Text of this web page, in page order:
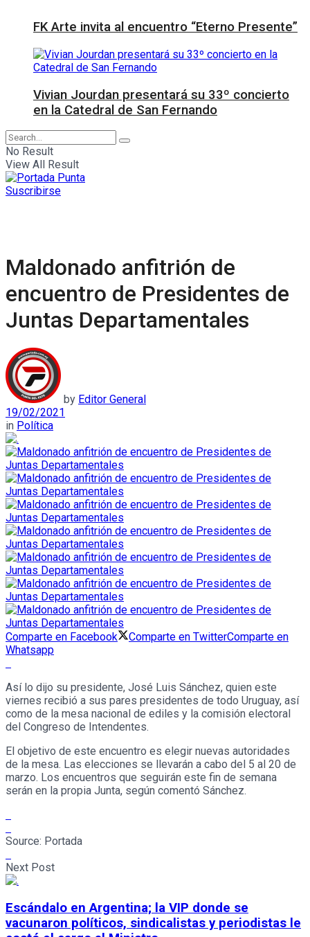
FK Arte invita al encuentro “Eterno Presente”
Vivian Jourdan presentará su 33º concierto
en la Catedral de San Fernando
No Result
View All Result
Suscribirse
Maldonado anfitrión de
encuentro de Presidentes de
Juntas Departamentales
by Editor General
19/02/2021
in Política
Comparte en Facebook Comparte en TwitterComparte en
Whatsapp
Así lo dijo su presidente, José Luis Sánchez, quien este
viernes recibió a sus pares presidentes de todo Uruguay, así
como de la mesa nacional de ediles y la comisión electoral
del Congreso de Intendentes.
El objetivo de este encuentro es elegir nuevas autoridades
de la mesa. Las elecciones se llevarán a cabo del 5 al 20 de
marzo. Los encuentros que seguirán este fin de semana
serán en la propia Junta, según comentó Sánchez.
Source: Portada
Next Post
Escándalo en Argentina; la VIP donde se
vacunaron políticos, sindicalistas y periodistas le